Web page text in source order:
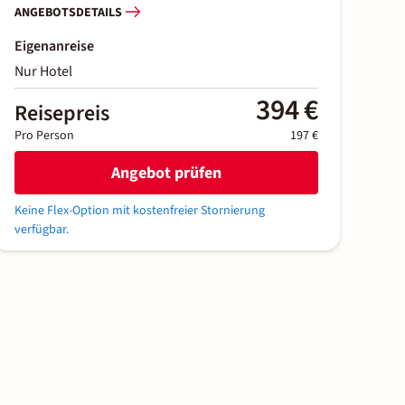
ANGEBOTSDETAILS
Eigenanreise
Nur Hotel
Reisepreis 394 €
Pro Person 197 €
Angebot prüfen
Keine Flex-Option mit kostenfreier Stornierung
verfügbar.